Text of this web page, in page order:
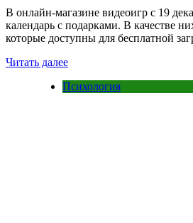
В онлайн-магазине видеоигр с 19
календарь с подарками. В качестве
которые доступны для бесплатной
Читать далее
Психология